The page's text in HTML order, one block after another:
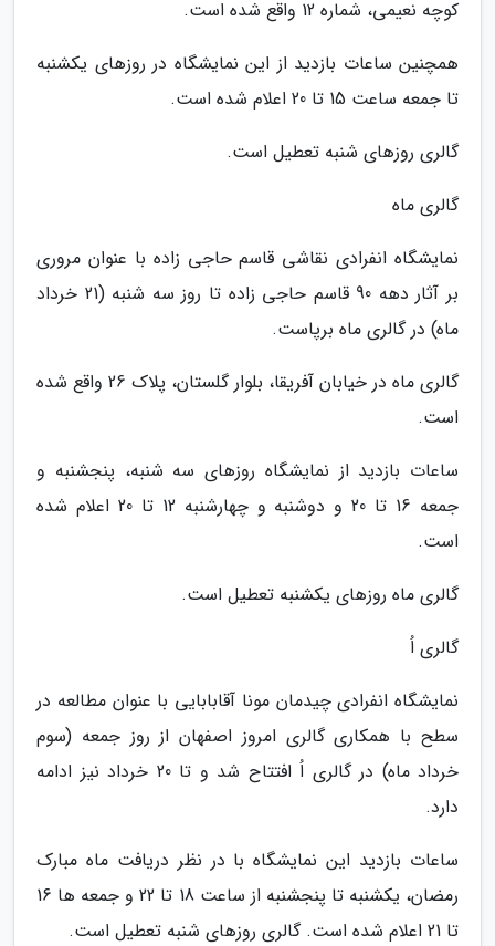
کوچه نعیمی، شماره 12 واقع شده است.
همچنین ساعات بازدید از این نمایشگاه در روزهای یکشنبه
تا جمعه ساعت 15 تا 20 اعلام شده است.
گالری روزهای شنبه تعطیل است.
گالری ماه
نمایشگاه انفرادی نقاشی قاسم حاجی زاده با عنوان مروری
بر آثار دهه 90 قاسم حاجی زاده تا روز سه شنبه (21 خرداد
ماه) در گالری ماه برپاست.
گالری ماه در خیابان آفریقا، بلوار گلستان، پلاک 26 واقع شده
است.
ساعات بازدید از نمایشگاه روزهای سه شنبه، پنجشنبه و
جمعه 16 تا 20 و دوشنبه و چهارشنبه 12 تا 20 اعلام شده
است.
گالری ماه روزهای یکشنبه تعطیل است.
گالری اُ
نمایشگاه انفرادی چیدمان مونا آقابابایی با عنوان مطالعه در
سطح با همکاری گالری امروز اصفهان از روز جمعه (سوم
خرداد ماه) در گالری اُ افتتاح شد و تا 20 خرداد نیز ادامه
دارد.
ساعات بازدید این نمایشگاه با در نظر دریافت ماه مبارک
رمضان، یکشنبه تا پنجشنبه از ساعت 18 تا 22 و جمعه ها 16
تا 21 اعلام شده است. گالری روزهای شنبه تعطیل است.